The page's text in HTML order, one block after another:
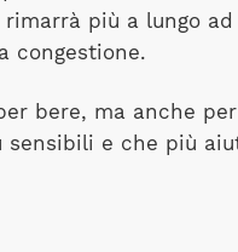
più a lungo
congestione.
bere, ma anche per
sensibili e che più